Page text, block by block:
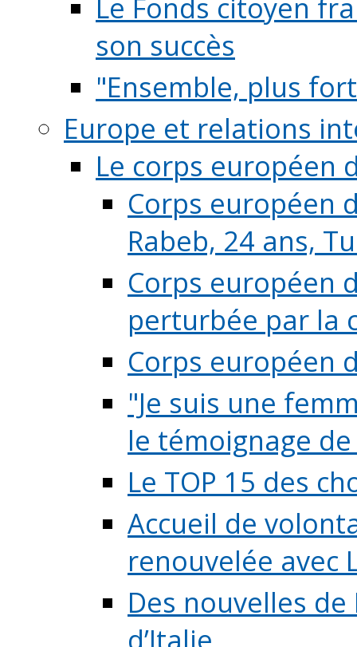
Le Fonds citoyen
son succès
"Ensemble, plus
Europe et relations
Le corps européen
Corps européen
Rabeb, 24 ans,
Corps européen
perturbée par la
Corps européen
"Je suis une
le témoignage de
Le TOP 15 des
Accueil de
renouvelée avec
Des nouvelles
d’Italie